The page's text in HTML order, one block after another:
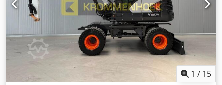
staat: Nieuw Type voorbanden: Superelastisch Voorbanden
Staat: Nieuw Type achterbanden: Superelastisch
Achterbanden Conditie: Nieuw zijverschuiver,
vorkversteller, 3e ventiel, 4e ventiel, werklamp achter,
werklamp voor, verwarming, volledige cabine, volledige
vrije lift, CE-certificaat, binnenspiegel, buitenspiegel,
zwaailicht, stoel, Camera voor en achter
1 / 15